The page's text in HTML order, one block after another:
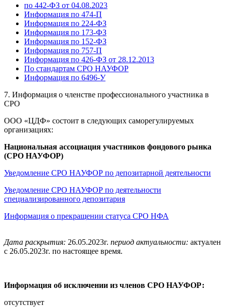
по 442-ФЗ от 04.08.2023
Информация по 474-П
Информация по 224-ФЗ
Информация по 173-ФЗ
Информация по 152-ФЗ
Информация по 757-П
Информация по 426-ФЗ от 28.12.2013
По стандартам СРО НАУФОР
Информация по 6496-У
7. Информация о членстве профессионального участника в
СРО
ООО «ЦДФ» состоит в следующих саморегулируемых
организациях:
Национальная ассоциация участников фондового рынка
(СРО НАУФОР)
Уведомление СРО НАУФОР по депозитарной деятельности
Уведомление СРО НАУФОР по деятельности
специализированного депозитария
Информация о прекращении статуса СРО НФА
Дата раскрытия: 26.05.2023г. период актуальности: актуален
c 26.05.2023г. по настоящее время.
Информация об исключении из членов СРО НАУФОР:
отсутствует